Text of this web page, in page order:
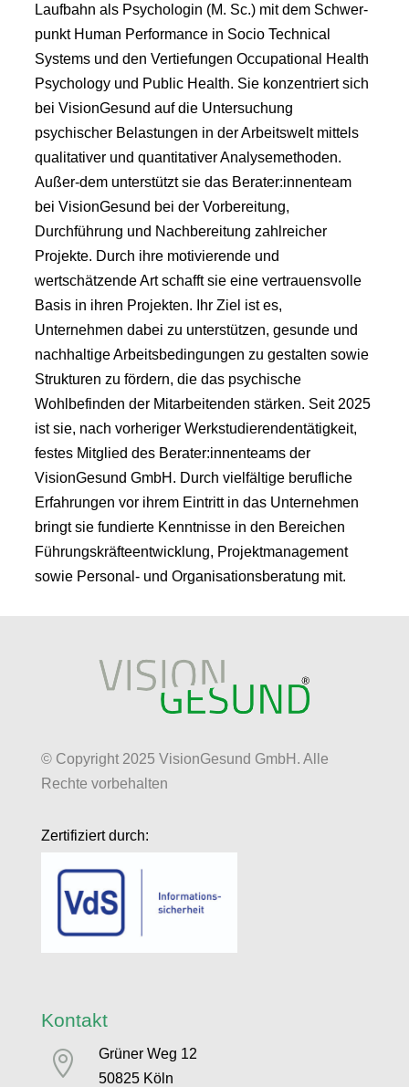
Laufbahn als Psychologin (M. Sc.) mit dem Schwer-
punkt Human Performance in Socio Technical
Systems und den Vertiefungen Occupational Health
Psychology und Public Health. Sie konzentriert sich
bei VisionGesund auf die Untersuchung
psychischer Belastungen in der Arbeitswelt mittels
qualitativer und quantitativer Analysemethoden.
Außer-dem unterstützt sie das Berater:innenteam
bei VisionGesund bei der Vorbereitung,
Durchführung und Nachbereitung zahlreicher
Projekte. Durch ihre motivierende und
wertschätzende Art schafft sie eine vertrauensvolle
Basis in ihren Projekten. Ihr Ziel ist es,
Unternehmen dabei zu unterstützen, gesunde und
nachhaltige Arbeitsbedingungen zu gestalten sowie
Strukturen zu fördern, die das psychische
Wohlbefinden der Mitarbeitenden stärken. Seit 2025
ist sie, nach vorheriger Werkstudierendentätigkeit,
festes Mitglied des Berater:innenteams der
VisionGesund GmbH. Durch vielfältige berufliche
Erfahrungen vor ihrem Eintritt in das Unternehmen
bringt sie fundierte Kenntnisse in den Bereichen
Führungskräfteentwicklung, Projektmanagement
sowie Personal- und Organisationsberatung mit.
© Copyright 2025 VisionGesund GmbH. Alle
Rechte vorbehalten
Zertifiziert durch:
Kontakt

Grüner Weg 12
50825 Köln